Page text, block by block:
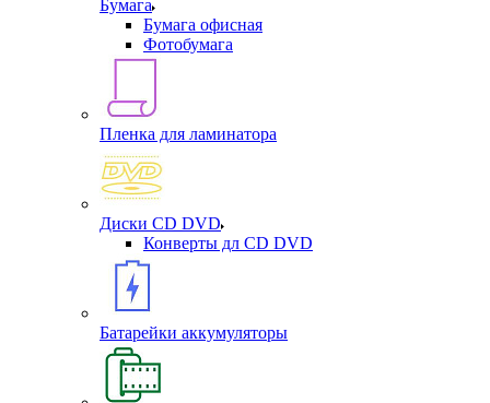
Бумага
Бумага офисная
Фотобумага
Пленка для ламинатора
Диски CD DVD
Конверты дл CD DVD
Батарейки аккумуляторы